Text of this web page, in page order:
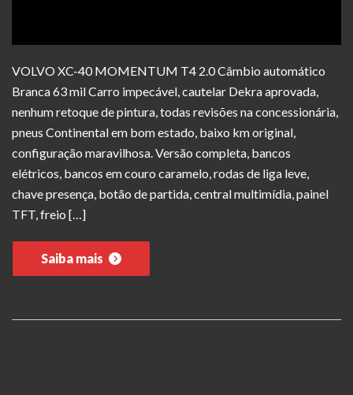
VOLVO XC-40 MOMENTUM T4 2.0 Câmbio automático
Branca 63 mil Carro impecável, cautelar Dekra aprovada,
nenhum retoque de pintura, todas revisões na concessionária,
pneus Continental em bom estado, baixo km original,
configuração maravilhosa. Versão completa, bancos
elétricos, bancos em couro caramelo, rodas de liga leve,
chave presença, botão de partida, central multimídia, painel
TFT, freio […]
Saiba mais